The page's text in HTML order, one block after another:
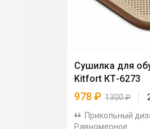
Сушилка для
Kitfort КТ-6273
978 ₽ 1300₽
Прикольный
Равномерное